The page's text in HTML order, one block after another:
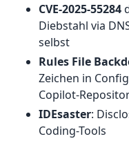
CVE-2025-55284
Diebstahl via
selbst
Rules File
Zeichen in
Copilot-
IDEsaster:
Coding-Tools